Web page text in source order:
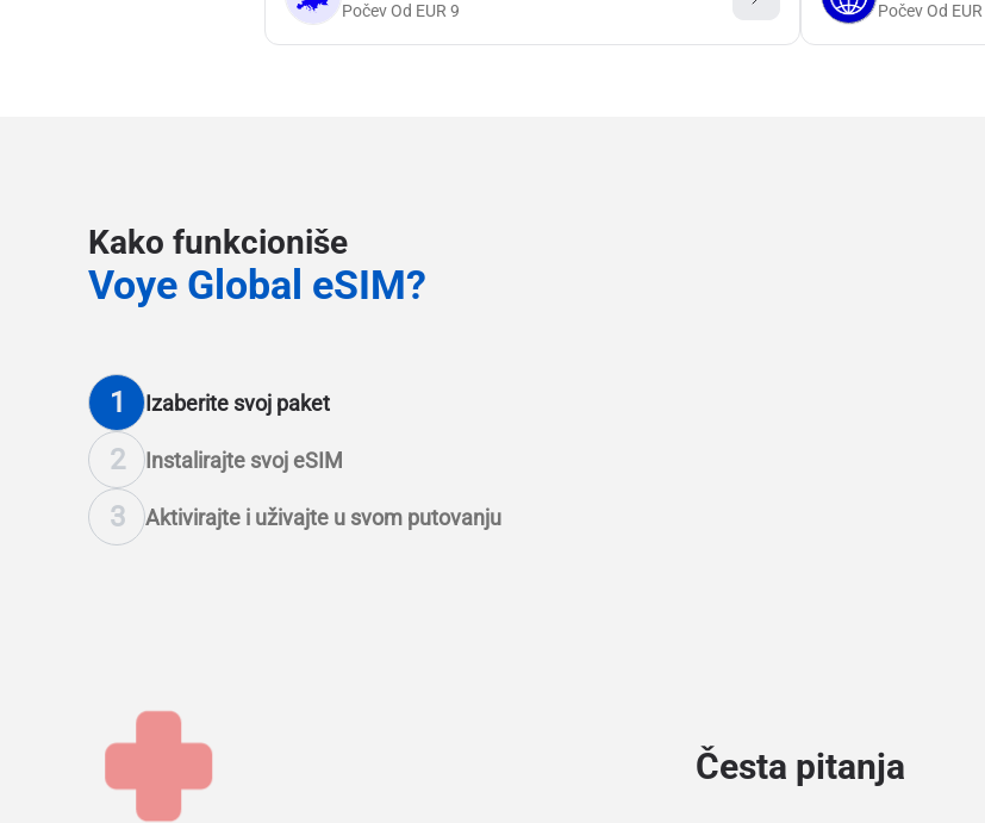
Počev Od EUR 9 Počev Od EUR
Kako funkcioniše
Voye Global eSIM?
1 Izaberite svoj paket
2 Instalirajte svoj eSIM
3 Aktivirajte i uživajte u svom putovanju
Česta pitanja